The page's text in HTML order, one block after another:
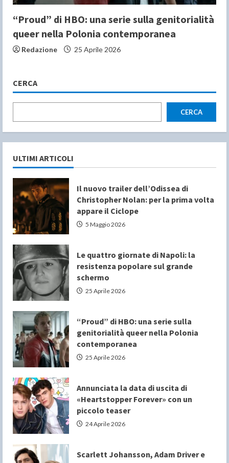
“Proud” di HBO: una serie sulla genitorialità
queer nella Polonia contemporanea
Redazione 25 Aprile 2026
CERCA
CERCA
ULTIMI ARTICOLI
Il nuovo trailer dell’Odissea di
Christopher Nolan: per la prima volta
appare il Ciclope
5 Maggio 2026
Le quattro giornate di Napoli: la
resistenza popolare sul grande
schermo
25 Aprile 2026
“Proud” di HBO: una serie sulla
genitorialità queer nella Polonia
contemporanea
25 Aprile 2026
Annunciata la data di uscita di
«Heartstopper Forever» con un
piccolo teaser
24 Aprile 2026
Scarlett Johansson, Adam Driver e